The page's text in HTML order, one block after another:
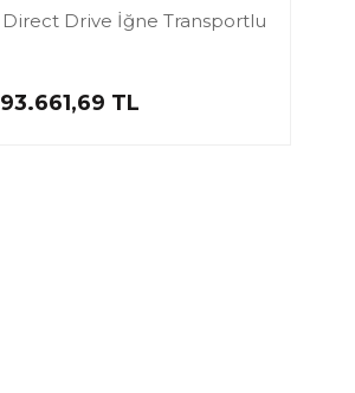
Drive İğne Transportlu
TL